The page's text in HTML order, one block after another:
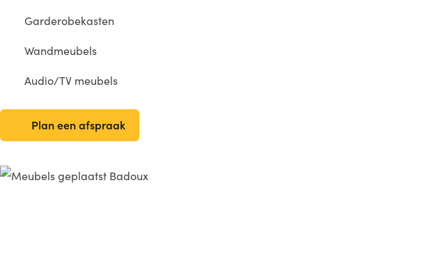
Garderobekasten
Wandmeubels
Audio/TV meubels
Plan een afspraak